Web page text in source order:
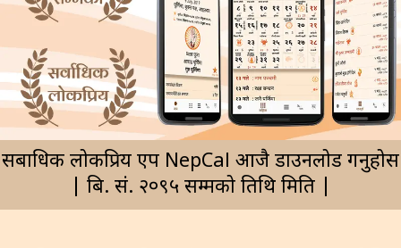
सर्बाधिक लोकप्रिय एप NepCal आजै डाउनलोड गर्नुहोस
| बि. सं. २०९५ सम्मको तिथि मिति |